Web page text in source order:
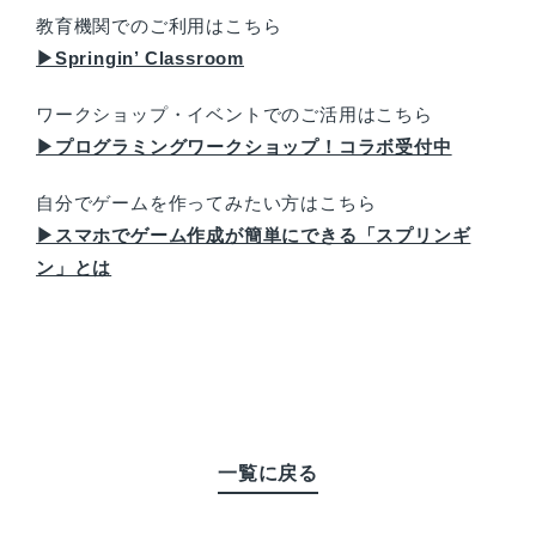
教育機関でのご利用はこちら
▶︎Springin’ Classroom
ワークショップ・イベントでのご活用はこちら
▶︎プログラミングワークショップ！コラボ受付中
自分でゲームを作ってみたい方はこちら
▶︎スマホでゲーム作成が簡単にできる「スプリンギ
ン」とは
一覧に戻る